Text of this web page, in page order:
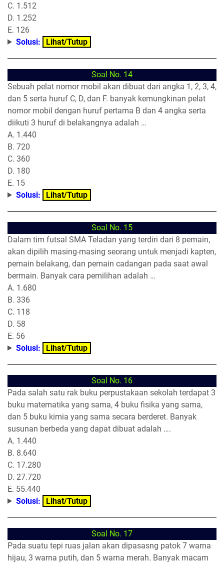
C. 1.512
D. 1.252
E. 126
Solusi:
Lihat/Tutup
Soal No. 14
Sebuah pelat nomor mobil akan dibuat dari angka 1, 2, 3, 4,
dan 5 serta huruf C, D, dan F. banyak kemungkinan pelat
nomor mobil dengan huruf pertama B dan 4 angka serta
diikuti 3 huruf di belakangnya adalah …
A. 1.440
B. 720
C. 360
D. 180
E. 15
Solusi:
Lihat/Tutup
Soal No. 15
Dalam tim futsal SMA Teladan yang terdiri dari 8 pemain,
akan dipilih masing-masing seorang untuk menjadi kapten,
pemain belakang, dan pemain cadangan pada saat awal
bermain. Banyak cara pemilihan adalah …
A. 1.680
B. 336
C. 118
D. 58
E. 56
Solusi:
Lihat/Tutup
Soal No. 16
Pada salah satu rak buku perpustakaan sekolah terdapat 3
buku matematika yang sama, 4 buku fisika yang sama,
dan 5 buku kimia yang sama secara berderet. Banyak
susunan berbeda yang dapat dibuat adalah ….
A. 1.440
B. 8.640
C. 17.280
D. 27.720
E. 55.440
Solusi:
Lihat/Tutup
Soal No. 17
Pada suatu tepi ruas jalan akan dipasasng patok 7 warna
hijau, 3 warna putih, dan 5 warna merah. Banyak macam